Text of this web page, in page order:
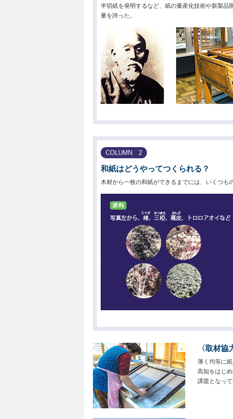
半切紙を発明するなど、紙の量産化技術や新製
量を誇った。
COLUMN 2
和紙はどうやってつくられる？
木材から一枚の和紙ができるまでには、いくつも
〈取材協
薄く均等に
高知をはじ
課題となって